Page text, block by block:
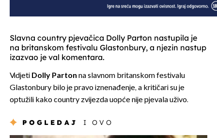
Slavna country pjevačica Dolly Parton nastupila je
na britanskom festivalu Glastonbury, a njezin nastup
izazvao je val komentara.
Vidjeti Dolly Parton na slavnom britanskom festivalu
Glastonbury bilo je pravo iznenađenje, a kritičari su je
optužili kako country zvijezda uopće nije pjevala uživo.
POGLEDAJ I OVO